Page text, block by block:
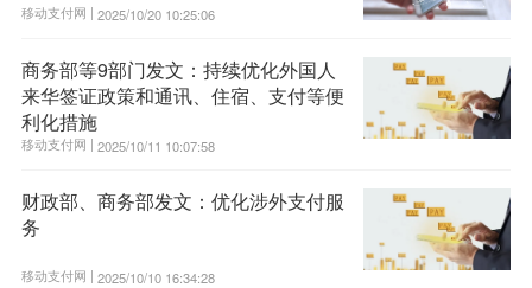
移动支付网 | 2025/10/20 10:25:06
商务部等9部门发文：持续优化外国人
来华签证政策和通讯、住宿、支付等便
利化措施
移动支付网 | 2025/10/11 10:07:58
财政部、商务部发文：优化涉外支付服
务
移动支付网 | 2025/10/10 16:34:28